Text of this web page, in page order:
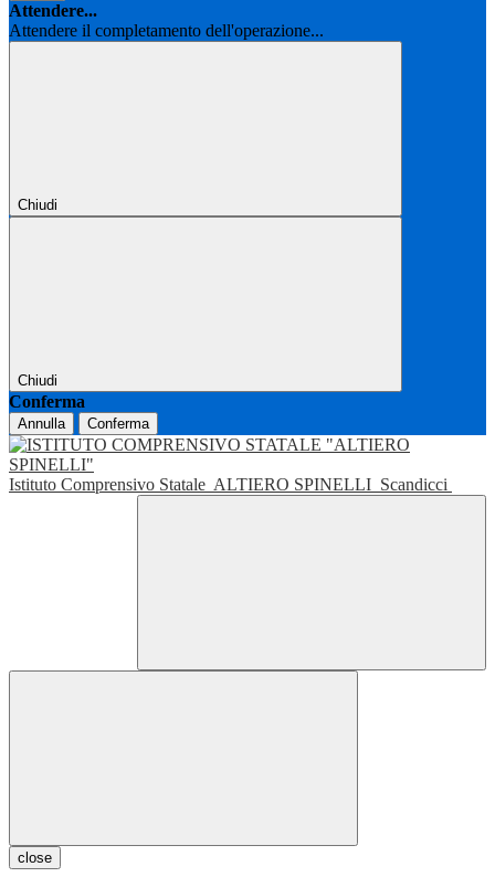
Attendere...
Attendere il completamento dell'operazione...
Chiudi
Chiudi
Conferma
Annulla Conferma
Istituto Comprensivo Statale ALTIERO SPINELLI Scandicci
close